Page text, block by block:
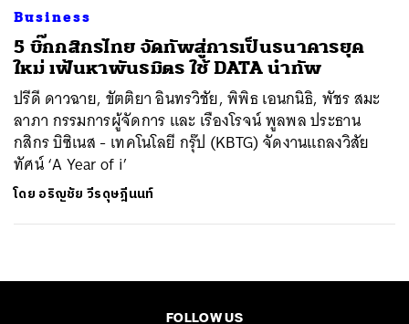
Business
5 บิ๊กกสิกรไทย จัดทัพสู่การเป็นธนาคารยุค
ใหม่ เฟ้นหาพันธมิตร ใช้ DATA นำทัพ
ปรีดี ดาวฉาย, ขัตติยา อินทรวิชัย, พิพิธ เอนกนิธิ, พัชร สมะ
ลาภา กรรมการผู้จัดการ และ เรืองโรจน์ พูลพล ประธาน
กสิกร บิซิเนส - เทคโนโลยี กรุ๊ป (KBTG) จัดงานแถลงวิสัย
ทัศน์ ‘A Year of i’
โดย อริญชัย วีรดุษฎีนนท์
FOLLOW US